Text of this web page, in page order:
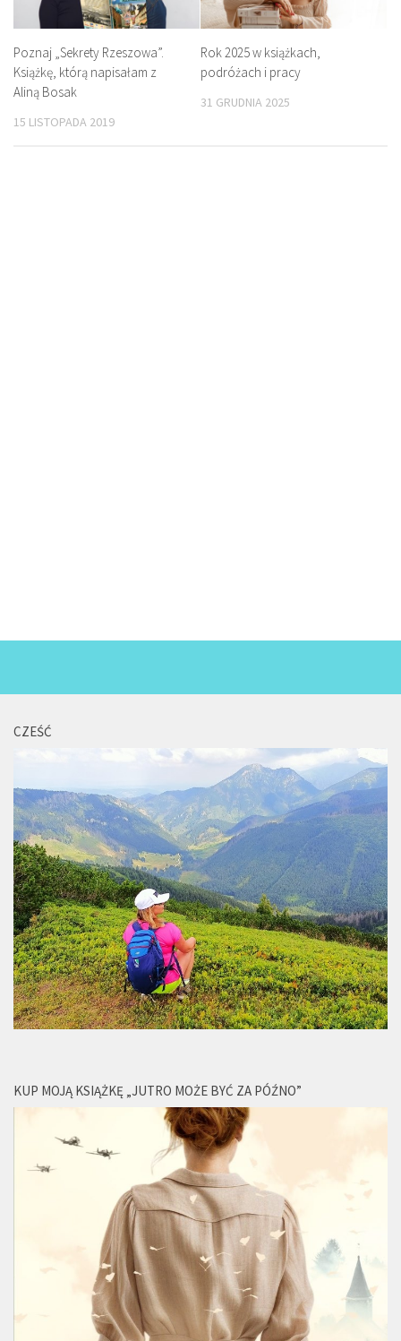
Poznaj „Sekrety Rzeszowa”.
Książkę, którą napisałam z
Aliną Bosak
15 LISTOPADA 2019
Rok 2025 w książkach,
podróżach i pracy
31 GRUDNIA 2025
CZEŚĆ
KUP MOJĄ KSIĄŻKĘ „JUTRO MOŻE BYĆ ZA PÓŹNO”